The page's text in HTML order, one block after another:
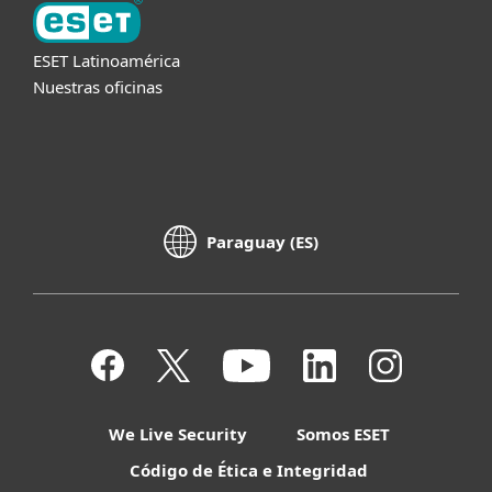
ESET Latinoamérica
Nuestras oficinas
Paraguay (ES)
We Live Security
Somos ESET
Código de Ética e Integridad